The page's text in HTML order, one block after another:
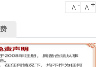
A - A +